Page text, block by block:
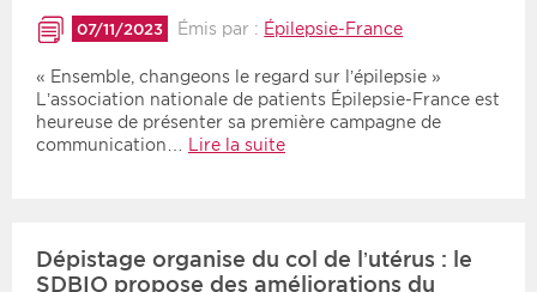
07/11/2023 Émis par : Épilepsie-France
« Ensemble, changeons le regard sur l’épilepsie »
L’association nationale de patients Épilepsie-France est
heureuse de présenter sa première campagne de
communication… Lire la suite
Dépistage organise du col de l’utérus : le
SDBIO propose des améliorations du